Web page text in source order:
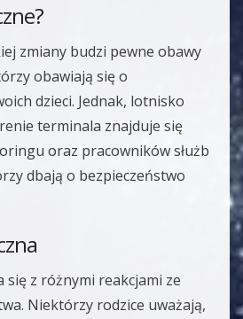
zmiany budzi pewne obawy
obawiają się o
dzieci. Jednak, lotnisko
terminala znajduje się
oraz pracowników służb
dbają o bezpieczeństwo
się z różnymi reakcjami ze
Niektórzy rodzice uważają,